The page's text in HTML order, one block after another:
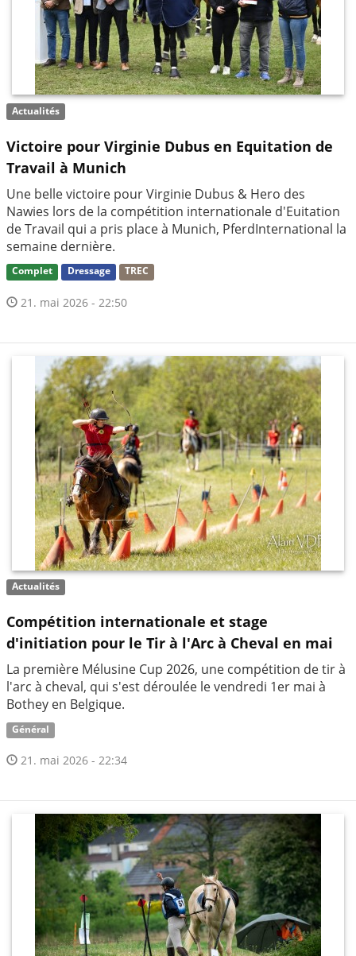
Actualités
Victoire pour Virginie Dubus en Equitation de
Travail à Munich
Une belle victoire pour Virginie Dubus & Hero des
Nawies lors de la compétition internationale d'Euitation
de Travail qui a pris place à Munich, PferdInternational la
semaine dernière.
Complet Dressage TREC
21. mai 2026 - 22:50
Actualités
Compétition internationale et stage
d'initiation pour le Tir à l'Arc à Cheval en mai
La première Mélusine Cup 2026, une compétition de tir à
l'arc à cheval, qui s'est déroulée le vendredi 1er mai à
Bothey en Belgique.
Général
21. mai 2026 - 22:34